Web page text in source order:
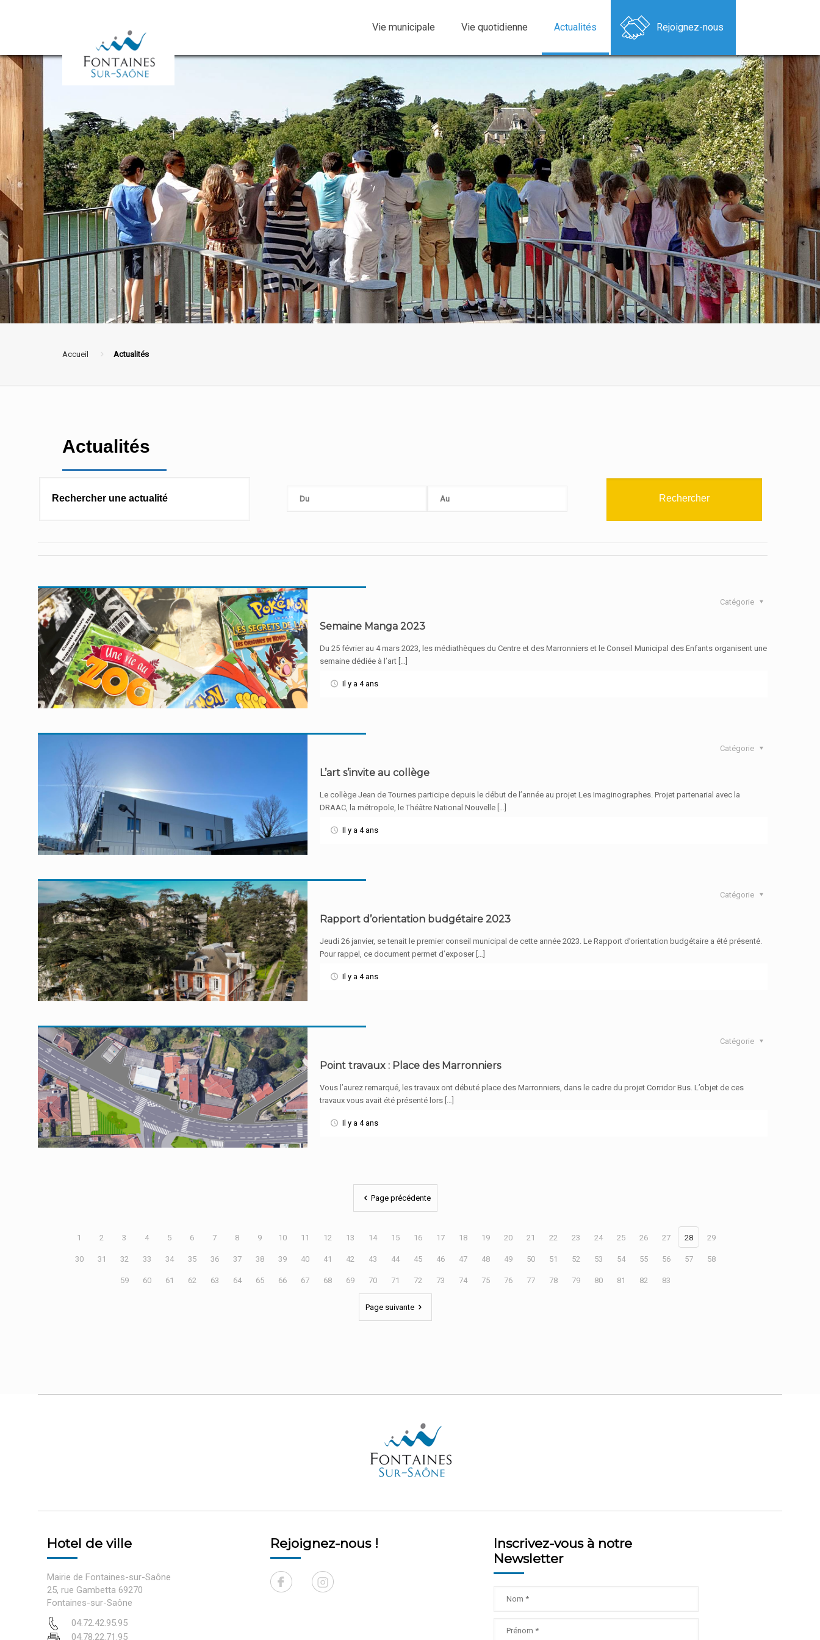
Vie municipale Vie quotidienne Actualités Rejoignez-nous
Accueil Actualités
Actualités
Catégorie
Semaine Manga 2023
Du 25 février au 4 mars 2023, les médiathèques du Centre et des Marronniers et le Conseil Municipal des Enfants organisent une
semaine dédiée à l’art […]
Il y a 4 ans
En savoir plus
Catégorie
L’art s’invite au collège
Le collège Jean de Tournes participe depuis le début de l’année au projet Les Imaginographes. Projet partenarial avec la
DRAAC, la métropole, le Théâtre National Nouvelle […]
Il y a 4 ans
En savoir plus
Catégorie
Rapport d’orientation budgétaire 2023
Jeudi 26 janvier, se tenait le premier conseil municipal de cette année 2023. Le Rapport d’orientation budgétaire a été présenté.
Pour rappel, ce document permet d’exposer […]
Il y a 4 ans
Catégorie
Point travaux : Place des Marronniers
Vous l’aurez remarqué, les travaux ont débuté place des Marronniers, dans le cadre du projet Corridor Bus. L’objet de ces
travaux vous avait été présenté lors […]
Il y a 4 ans
Page précédente
1 2 3 4 5 6 7 8 9 10 11 12 13 14 15 16 17 18 19 20 21 22 23 24 25 26 27 28 29
30 31 32 33 34 35 36 37 38 39 40 41 42 43 44 45 46 47 48 49 50 51 52 53 54 55 56 57 58
59 60 61 62 63 64 65 66 67 68 69 70 71 72 73 74 75 76 77 78 79 80 81 82 83
Page suivante
Hotel de ville
Mairie de Fontaines-sur-Saône
25, rue Gambetta 69270
Fontaines-sur-Saône
04.72.42.95.95
04.78.22.71.95
Rejoignez-nous !
Inscrivez-vous à notre
Newsletter